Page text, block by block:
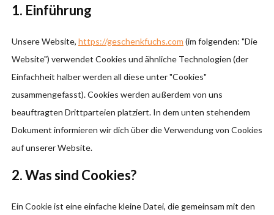
1. Einführung
Unsere Website, https://geschenkfuchs.com (im folgenden: "Die
Website") verwendet Cookies und ähnliche Technologien (der
Einfachheit halber werden all diese unter "Cookies"
zusammengefasst). Cookies werden außerdem von uns
beauftragten Drittparteien platziert. In dem unten stehendem
Dokument informieren wir dich über die Verwendung von Cookies
auf unserer Website.
2. Was sind Cookies?
Ein Cookie ist eine einfache kleine Datei, die gemeinsam mit den